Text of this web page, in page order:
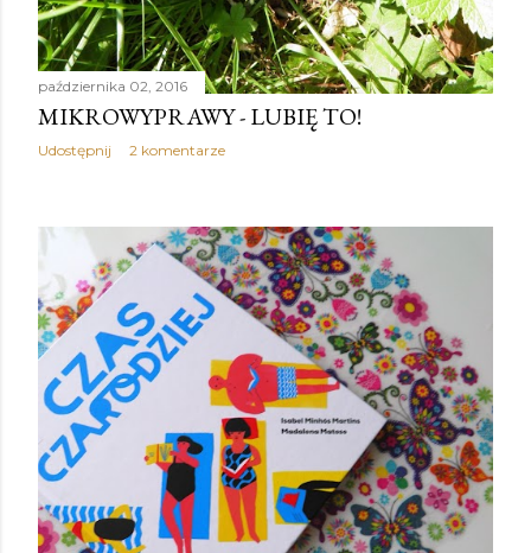
października 02, 2016
MIKROWYPRAWY - LUBIĘ TO!
Udostępnij 2 komentarze